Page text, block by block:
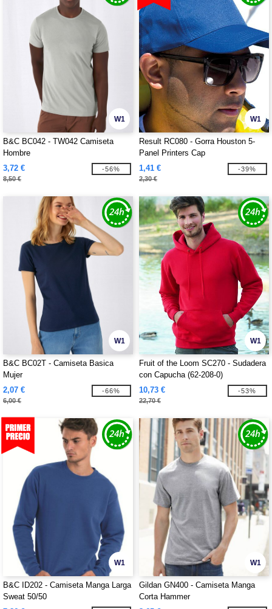
W1
B&C BC042 - TW042 Camiseta
Hombre
3,72 €
8,50 €
-56%
W1
Result RC080 - Gorra Houston 5-
Panel Printers Cap
1,41 €
2,30 €
-39%
W1
B&C BC02T - Camiseta Basica
Mujer
2,07 €
6,00 €
-66%
W1
Fruit of the Loom SC270 - Sudadera
con Capucha (62-208-0)
10,73 €
22,70 €
-53%
W1
B&C ID202 - Camiseta Manga Larga
Sweat 50/50
W1
Gildan GN400 - Camiseta Manga
Corta Hammer